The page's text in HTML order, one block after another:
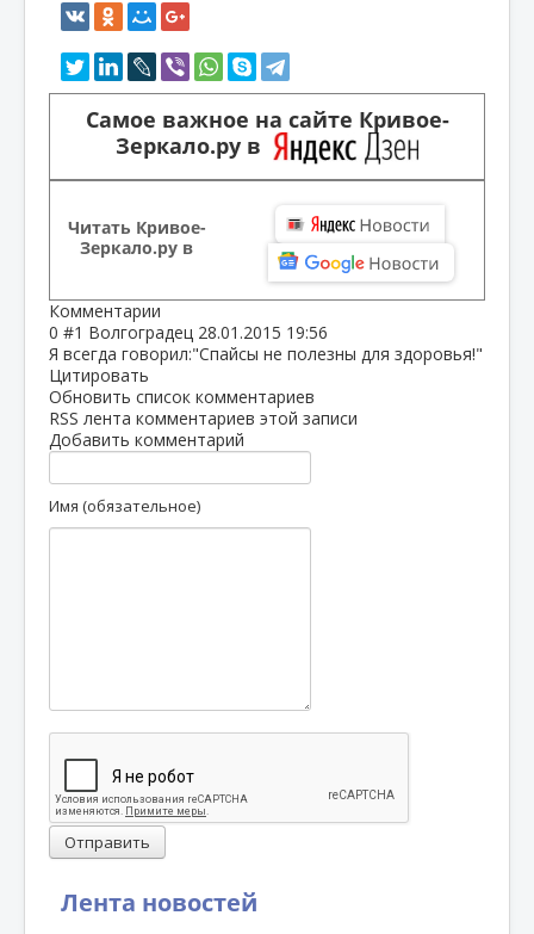
Лента новостей
Самое важное на сайте Кривое-
Зеркало.ру в
Читать Кривое-
Зеркало.ру в
Комментарии
0 #1 Волгоградец 28.01.2015 19:56
Я всегда говорил:"Спайсы не полезны для здоровья!"
Цитировать
Обновить список комментариев
RSS лента комментариев этой записи
Добавить комментарий
Имя (обязательное)
Отправить